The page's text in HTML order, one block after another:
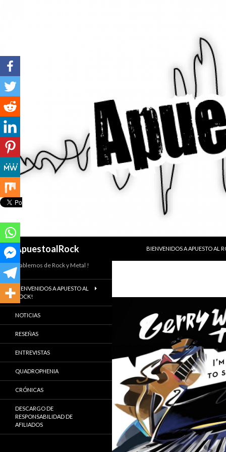
ApuestoalRock
Buscar
BIENVENIDOS A APUESTO AL
Hablemos de Rock y Metal !
BIENVENIDOS A APUESTO AL
ROCK!
NOTICIAS
RESEÑAS
ENTREVISTAS
QUADROPHENIA
CRÓNICAS
DESCARGO DE
RESPONSABILIDAD DE
AFILIADOS